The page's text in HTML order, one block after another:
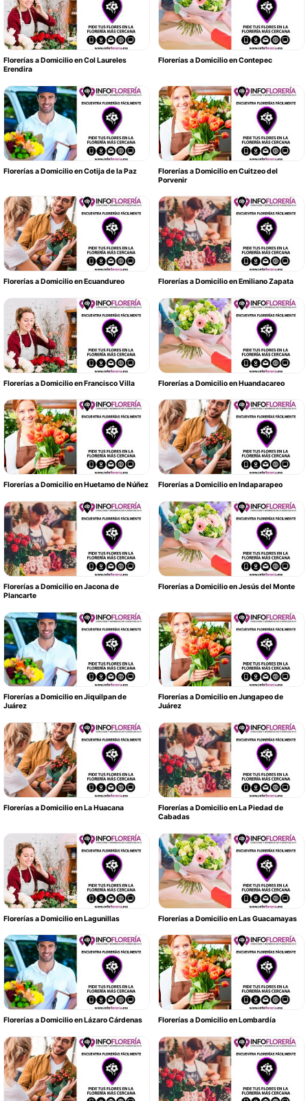
Florerías a Domicilio en Col Laureles
Erendira
Florerías a Domicilio en Contepec
Florerías a Domicilio en Cotija de la Paz
Florerías a Domicilio en Cuitzeo del
Porvenir
Florerías a Domicilio en Ecuandureo Florerías a Domicilio en Emiliano Zapata
Florerías a Domicilio en Francisco Villa Florerías a Domicilio en Huandacareo
Florerías a Domicilio en Huetamo de Núñez Florerías a Domicilio en Indaparapeo
Florerías a Domicilio en Jacona de
Plancarte
Florerías a Domicilio en Jesús del Monte
Florerías a Domicilio en Jiquilpan de
Juárez
Florerías a Domicilio en Jungapeo de
Juárez
Florerías a Domicilio en La Huacana
Florerías a Domicilio en La Piedad de
Cabadas
Florerías a Domicilio en Lagunillas Florerías a Domicilio en Las Guacamayas
Florerías a Domicilio en Lázaro Cárdenas Florerías a Domicilio en Lombardía